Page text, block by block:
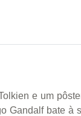
e um
bate à